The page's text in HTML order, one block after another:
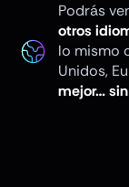
Podrás
otros
lo mismo
Unidos,
mejor…